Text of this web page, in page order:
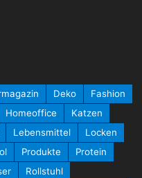
Deko
Fashion
Homeoffice
Katzen
Lebensmittel
Locken
Produkte
Protein
Rollstuhl